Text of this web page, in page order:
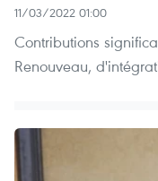
11/03/2022 01:00
Contributions
Renouveau,